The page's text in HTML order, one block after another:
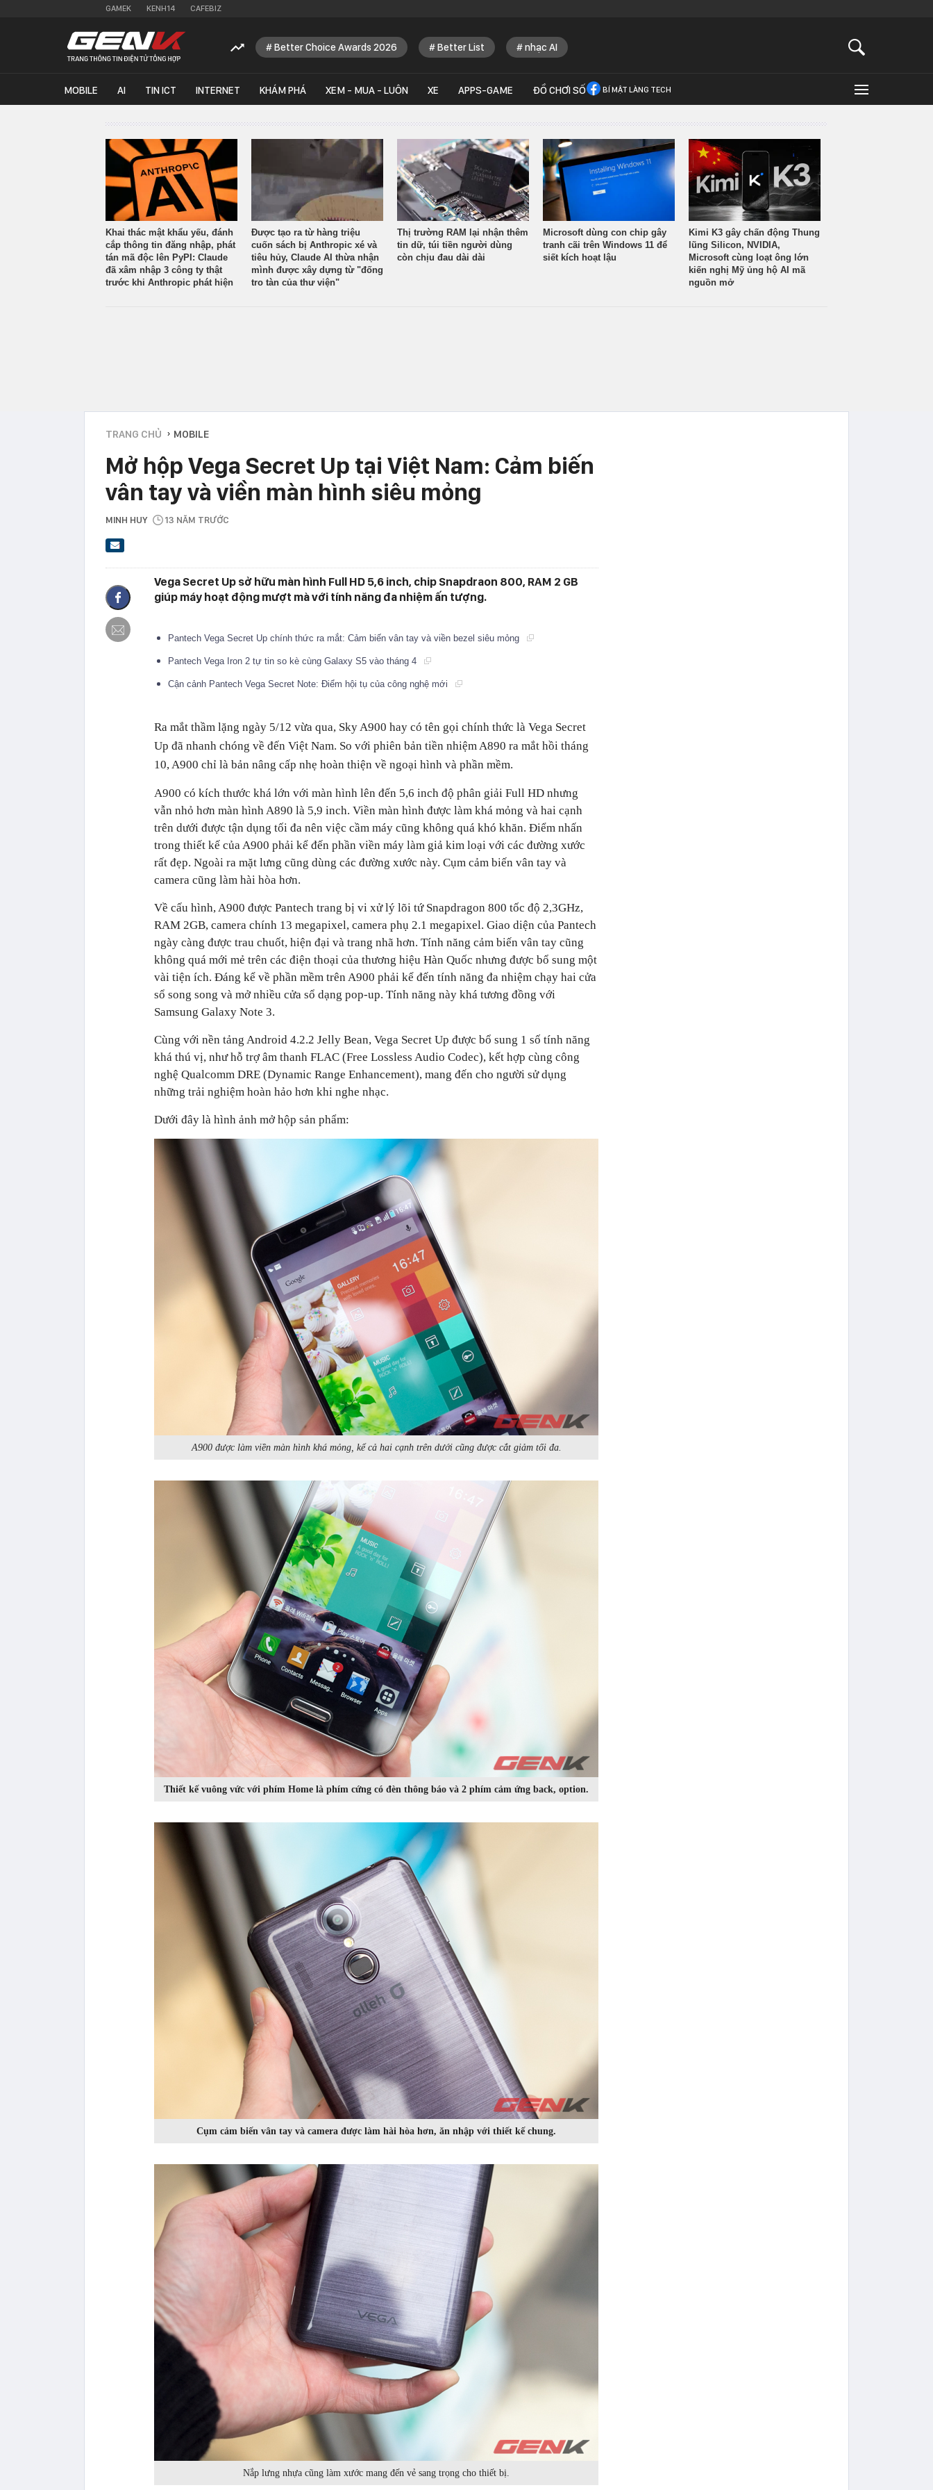
GAMEK KENH14 CAFEBIZ
Better Choice Awards 2026 Better List nhạc AI
MOBILE AI TIN ICT INTERNET KHÁM PHÁ XEM - MUA - LUÔN XE APPS-GAME ĐỒ CHƠI SỐ BÍ MẬT LÀNG TECH
Khai thác mật khẩu yếu, đánh
cắp thông tin đăng nhập, phát
tán mã độc lên PyPI: Claude
đã xâm nhập 3 công ty thật
trước khi Anthropic phát hiện
Được tạo ra từ hàng triệu
cuốn sách bị Anthropic xé và
tiêu hủy, Claude AI thừa nhận
mình được xây dựng từ "đống
tro tàn của thư viện"
Thị trường RAM lại nhận thêm
tin dữ, túi tiền người dùng
còn chịu đau dài dài
Microsoft dùng con chip gây
tranh cãi trên Windows 11 để
siết kích hoạt lậu
Kimi K3 gây chấn động Thung
lũng Silicon, NVIDIA,
Microsoft cùng loạt ông lớn
kiến nghị Mỹ ủng hộ AI mã
nguồn mở
TRANG CHỦ › MOBILE
Mở hộp Vega Secret Up tại Việt Nam: Cảm biến
vân tay và viền màn hình siêu mỏng
MINH HUY 13 NĂM TRƯỚC
Vega Secret Up sở hữu màn hình Full HD 5,6 inch, chip Snapdraon 800, RAM 2 GB
giúp máy hoạt động mượt mà với tính năng đa nhiệm ấn tượng.
Pantech Vega Secret Up chính thức ra mắt: Cảm biến vân tay và viền bezel siêu mỏng
Pantech Vega Iron 2 tự tin so kè cùng Galaxy S5 vào tháng 4
Cận cảnh Pantech Vega Secret Note: Điểm hội tụ của công nghệ mới
Ra mắt thầm lặng ngày 5/12 vừa qua, Sky A900 hay có tên gọi chính thức là Vega Secret
Up đã nhanh chóng về đến Việt Nam. So với phiên bản tiền nhiệm A890 ra mắt hồi tháng
10, A900 chỉ là bản nâng cấp nhẹ hoàn thiện về ngoại hình và phần mềm.
A900 có kích thước khá lớn với màn hình lên đến 5,6 inch độ phân giải Full HD nhưng
vẫn nhỏ hơn màn hình A890 là 5,9 inch. Viền màn hình được làm khá mỏng và hai cạnh
trên dưới được tận dụng tối đa nên việc cầm máy cũng không quá khó khăn. Điểm nhấn
trong thiết kế của A900 phải kể đến phần viền máy làm giả kim loại với các đường xước
rất đẹp. Ngoài ra mặt lưng cũng dùng các đường xước này. Cụm cảm biến vân tay và
camera cũng làm hài hòa hơn.
Về cấu hình, A900 được Pantech trang bị vi xử lý lõi tứ Snapdragon 800 tốc độ 2,3GHz,
RAM 2GB, camera chính 13 megapixel, camera phụ 2.1 megapixel. Giao diện của Pantech
ngày càng được trau chuốt, hiện đại và trang nhã hơn. Tính năng cảm biến vân tay cũng
không quá mới mẻ trên các điện thoại của thương hiệu Hàn Quốc nhưng được bổ sung một
vài tiện ích. Đáng kể về phần mềm trên A900 phải kể đến tính năng đa nhiệm chạy hai cửa
sổ song song và mở nhiều cửa sổ dạng pop-up. Tính năng này khá tương đồng với
Samsung Galaxy Note 3.
Cùng với nền tảng Android 4.2.2 Jelly Bean, Vega Secret Up được bổ sung 1 số tính năng
khá thú vị, như hỗ trợ âm thanh FLAC (Free Lossless Audio Codec), kết hợp cùng công
nghệ Qualcomm DRE (Dynamic Range Enhancement), mang đến cho người sử dụng
những trải nghiệm hoàn hảo hơn khi nghe nhạc.
Dưới đây là hình ảnh mở hộp sản phẩm:
A900 được làm viền màn hình khá mỏng, kể cả hai cạnh trên dưới cũng được cắt giảm tối đa.
Thiết kế vuông vức với phím Home là phím cứng có đèn thông báo và 2 phím cảm ứng back, option.
Cụm cảm biến vân tay và camera được làm hài hòa hơn, ăn nhập với thiết kế chung.
Nắp lưng nhựa cũng làm xước mang đến vẻ sang trọng cho thiết bị.